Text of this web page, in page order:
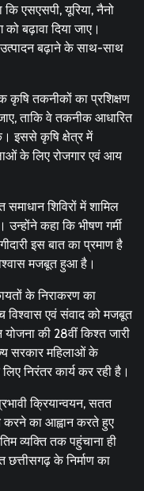
एसएसपी, यूरिया, नैनो
बढ़ावा दिया जाए।
बढ़ाने के साथ-साथ
तकनीकों का प्रशिक्षण
ताकि वे तकनीक आधारित
इससे कृषि क्षेत्र में
के लिए रोजगार एवं आय
शिविरों में शामिल
कहा कि भीषण गर्मी
इस बात का प्रमाण है
मजबूत हुआ है।
के निराकरण का
विश्वास एवं संवाद को मजबूत
की 28वीं किश्त जारी
सरकार महिलाओं के
निरंतर कार्य कर रही है।
क्रियान्वयन, सतत
करने का आह्वान करते हुए
व्यक्ति तक पहुंचाना ही
के निर्माण का